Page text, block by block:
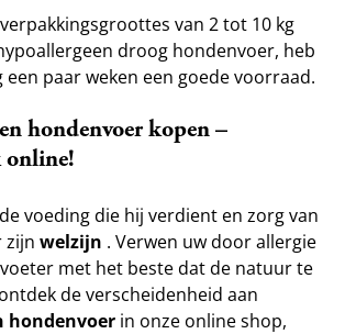
van 2 tot 10 kg
droog hondenvoer, heb
een paar weken een goede voorraad.
hondenvoer kopen –
online!
voeding die hij verdient en zorg van
zijn welzijn . Verwen uw door allergie
met het beste dat de natuur te
hondenvoer in onze online shop,